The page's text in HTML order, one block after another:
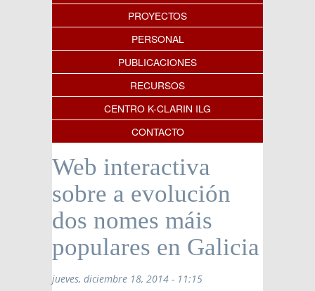
PROYECTOS
PERSONAL
PUBLICACIONES
RECURSOS
CENTRO K-CLARIN ILG
CONTACTO
Web interactiva
sobre a evolución
dos nomes máis
populares en Galicia
jueves, diciembre 18, 2014 - 11:15